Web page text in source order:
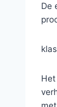
De